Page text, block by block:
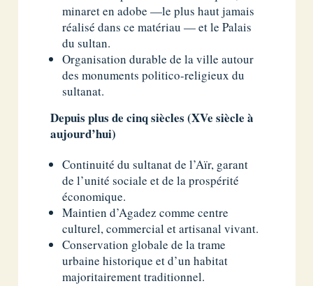
minaret en adobe —le plus haut jamais
réalisé dans ce matériau — et le Palais
du sultan.
Organisation durable de la ville autour
des monuments politico-religieux du
sultanat.
Depuis plus de cinq siècles (XVe siècle à
aujourd’hui)
Continuité du sultanat de l’Aïr, garant
de l’unité sociale et de la prospérité
économique.
Maintien d’Agadez comme centre
culturel, commercial et artisanal vivant.
Conservation globale de la trame
urbaine historique et d’un habitat
majoritairement traditionnel.